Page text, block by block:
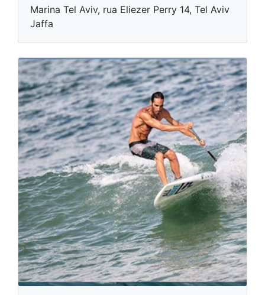
Marina Tel Aviv, rua Eliezer Perry 14, Tel Aviv
Jaffa